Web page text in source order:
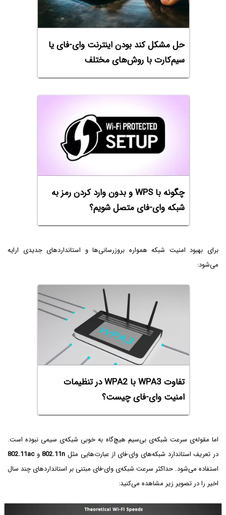
حل مشکل کند بودن اینترنت وای-فای یا
سیم‌کارت با روش‌های مختلف
چگونه با WPS و بدون وارد کردن رمز به
شبکه‌ وای-فای متصل شویم؟
برای بهبود امنیت شبکه همواره بروزرسانی‌ها و استانداردهای جدیدی ارایه
می‌شود:
تفاوت WPA3 با WPA2 در تنظیمات
امنیت وای-فای چیست؟
اما مقوله‌ی سرعت شبکه‌ی بی‌سیم هیچ‌گاه به خوبی شبکه‌ی سیمی نبوده است.
در تعریف استاندارد شبکه‌های وای-فای از عبارت‌هایی مثل 802.11nو802.11ac
استفاده می‌شود. حداکثر سرعت شبکه‌ی وای-فای مبتنی بر استانداردهای چند سال
اخیر را در تصویر زیر مشاهده می‌کنید: